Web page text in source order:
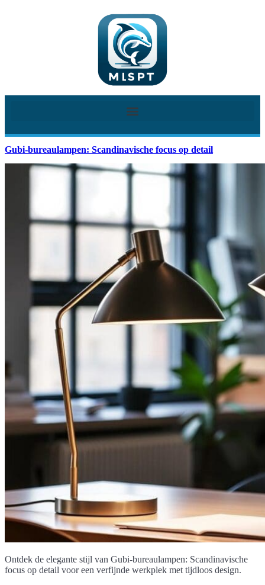
Gubi-bureaulampen: Scandinavische focus op detail
Ontdek de elegante stijl van Gubi-bureaulampen: Scandinavische
focus op detail voor een verfijnde werkplek met tijdloos design.